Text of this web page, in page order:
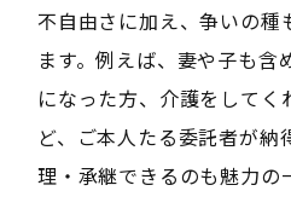
不自由さに加え、争いの種
ます。例えば、妻や子も含
になった方、介護をしてく
ど、ご本人たる委託者が
理・承継できるのも魅力の